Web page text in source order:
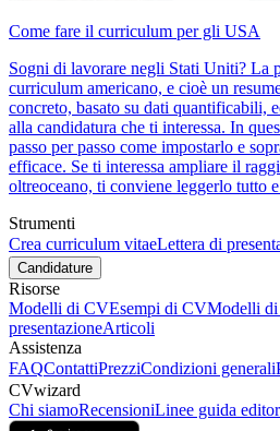
Come fare il curriculum per gli USA
Sogni di lavorare negli Stati Uniti? La
curriculum americano, e cioè un
concreto, basato su dati quantificabili,
alla candidatura che ti interessa. In
passo per passo come impostarlo e
efficace. Se ti interessa ampliare il
oltreoceano, ti conviene leggerlo tutto
Strumenti
Crea curriculum vitaeLettera di
Candidature
Risorse
Modelli di CVEsempi di CVModelli di
presentazioneArticoli
Assistenza
FAQContattiPrezziCondizioni generali
CVwizard
Chi siamoRecensioniLinee guida